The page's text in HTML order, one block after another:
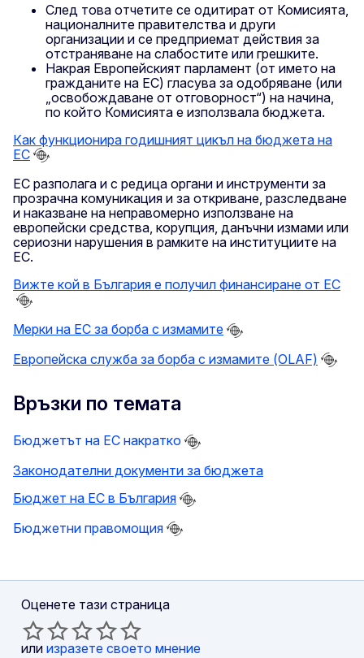
След това отчетите се одитират от Комисията,
националните правителства и други
организации и се предприемат действия за
отстраняване на слабостите или грешките.
Накрая Европейският парламент (от името на
гражданите на ЕС) гласува за одобряване (или
„освобождаване от отговорност“) на начина,
по който Комисията е използвала бюджета.
Как функционира годишният цикъл на бюджета на
ЕС
ЕС разполага и с редица органи и инструменти за
прозрачна комуникация и за откриване, разследване
и наказване на неправомерно използване на
европейски средства, корупция, данъчни измами или
сериозни нарушения в рамките на институциите на
ЕС.
Вижте кой в България е получил финансиране от ЕС
Мерки на ЕС за борба с измамите
Европейска служба за борба с измамите (OLAF)
Връзки по темата
Бюджетът на ЕС накратко
Законодателни документи за бюджета
Бюджет на ЕС в България
Бюджетни правомощия
Оценете тази страница
или изразете своето мнение